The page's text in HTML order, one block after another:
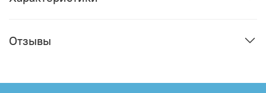
Отзывы